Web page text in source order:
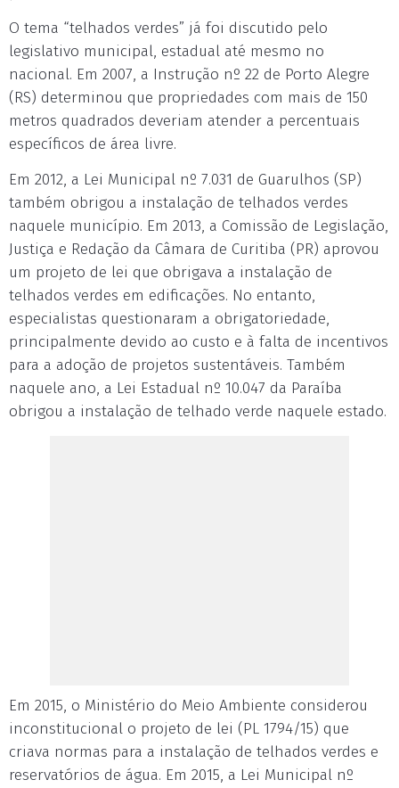
O tema “telhados verdes” já foi discutido pelo
legislativo municipal, estadual até mesmo no
nacional. Em 2007, a Instrução nº 22 de Porto Alegre
(RS) determinou que propriedades com mais de 150
metros quadrados deveriam atender a percentuais
específicos de área livre.
Em 2012, a Lei Municipal nº 7.031 de Guarulhos (SP)
também obrigou a instalação de telhados verdes
naquele município. Em 2013, a Comissão de Legislação,
Justiça e Redação da Câmara de Curitiba (PR) aprovou
um projeto de lei que obrigava a instalação de
telhados verdes em edificações. No entanto,
especialistas questionaram a obrigatoriedade,
principalmente devido ao custo e à falta de incentivos
para a adoção de projetos sustentáveis. Também
naquele ano, a Lei Estadual nº 10.047 da Paraíba
obrigou a instalação de telhado verde naquele estado.
Em 2015, o Ministério do Meio Ambiente considerou
inconstitucional o projeto de lei (PL 1794/15) que
criava normas para a instalação de telhados verdes e
reservatórios de água. Em 2015, a Lei Municipal nº